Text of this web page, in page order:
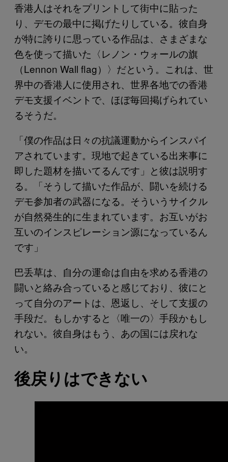
香港人はそれをプリントして街中に貼った
り、デモの最中に掲げたりしている。彼自身
が特に誇りに思っている作品は、さまざまな
色を使って描いた〈レノン・ウォールの旗
（Lennon Wall flag）〉だという。これは、世
界中の香港人に使用され、世界各地での香港
デモ支援イベントで、ほぼ毎回掲げられてい
るそうだ。
「僕の作品は日々の抗議運動からインスパイ
アされています。現地で起きている出来事に
即した題材を描いてるんです」と彼は説明す
る。「そうして描いた作品が、闘いを続ける
デモ参加者の武器になる。そういうサイクル
が自然発生的に生まれています。お互いがお
互いのインスピレーション源になっているん
です」
巴丢草は、自分の運命は自由を求める香港の
闘いと絡み合っていると感じており、彼にと
って自分のアートは、恩返し、そして支援の
手段だ。もしかすると〈唯一の〉手段かもし
れない。彼自身はもう、あの国には戻れな
い。
後戻りはできない